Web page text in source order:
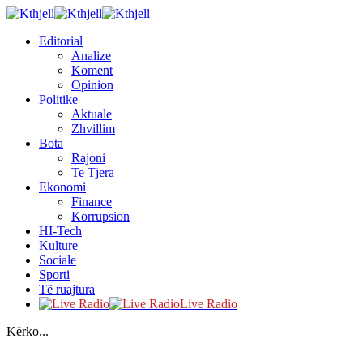
Editorial
Analize
Koment
Opinion
Politike
Aktuale
Zhvillim
Bota
Rajoni
Te Tjera
Ekonomi
Finance
Korrupsion
HI-Tech
Kulture
Sociale
Sporti
Të ruajtura
Live Radio
Kërko...